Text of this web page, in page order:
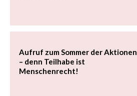
Aufruf zum Sommer der Aktionen
– denn Teilhabe ist
Menschenrecht!